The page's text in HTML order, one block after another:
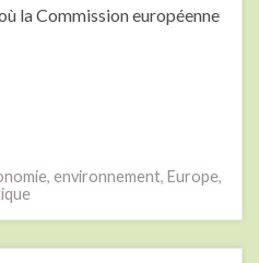
la Commission européenne
, environnement, Europe,